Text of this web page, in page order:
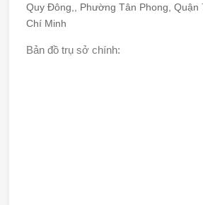
Quy Đông,, Phường Tân Phong, Quận
Chí Minh
Bản đồ trụ sở chính: